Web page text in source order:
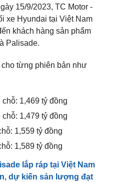
15/9/2023, TC Motor -
xe Hyundai tại Việt Nam
khách hàng sản phẩm
Palisade.
từng phiên bản như
1,469 tỷ đồng
1,479 tỷ đồng
1,559 tỷ đồng
1,589 tỷ đồng
lắp ráp tại Việt Nam
dự kiến sản lượng đạt